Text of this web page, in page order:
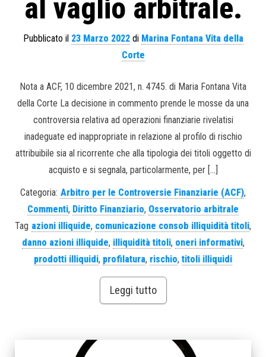
al vaglio arbitrale.
Pubblicato il 23 Marzo 2022di Marina Fontana Vita della
Corte
Nota a ACF, 10 dicembre 2021, n. 4745. di Maria Fontana Vita
della Corte La decisione in commento prende le mosse da una
controversia relativa ad operazioni finanziarie rivelatisi
inadeguate ed inappropriate in relazione al profilo di rischio
attribuibile sia al ricorrente che alla tipologia dei titoli oggetto di
acquisto e si segnala, particolarmente, per […]
Categoria: Arbitro per le Controversie Finanziarie (ACF),
Commenti, Diritto Finanziario, Osservatorio arbitrale
Tag azioni illiquide, comunicazione consob illiquidità titoli,
danno azioni illiquide, illiquidità titoli, oneri informativi,
prodotti illiquidi, profilatura, rischio, titoli illiquidi
Leggi tutto